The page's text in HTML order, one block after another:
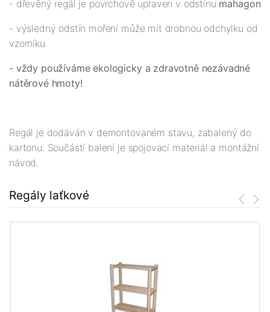
- dřevěný regál je povrchově upraven v odstínu mahagon
- výsledný odstín moření může mít drobnou odchylku od
vzorníku
- vždy používáme ekologicky a zdravotně nezávadné
nátěrové hmoty!
Regál je dodáván v demontovaném stavu, zabalený do
kartonu. Součástí balení je spojovací materiál a montážní
návod.
Regály laťkové